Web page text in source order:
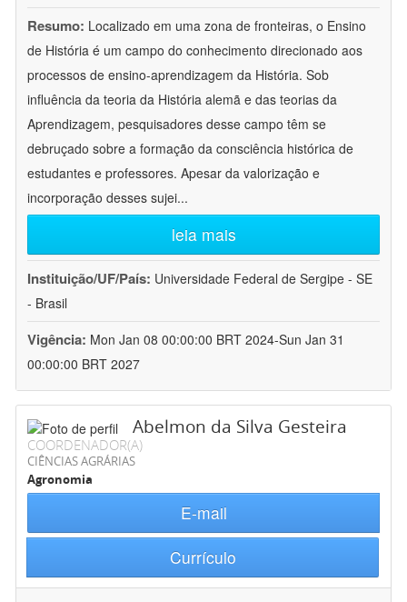
Resumo: Localizado em uma zona de fronteiras, o Ensino
de História é um campo do conhecimento direcionado aos
processos de ensino-aprendizagem da História. Sob
influência da teoria da História alemã e das teorias da
Aprendizagem, pesquisadores desse campo têm se
debruçado sobre a formação da consciência histórica de
estudantes e professores. Apesar da valorização e
incorporação desses sujei...
leia mais
Instituição/UF/País: Universidade Federal de Sergipe - SE
- Brasil
Vigência: Mon Jan 08 00:00:00 BRT 2024-Sun Jan 31
00:00:00 BRT 2027
Abelmon da Silva Gesteira
COORDENADOR(A)
CIÊNCIAS AGRÁRIAS
Agronomia
E-mail
Currículo